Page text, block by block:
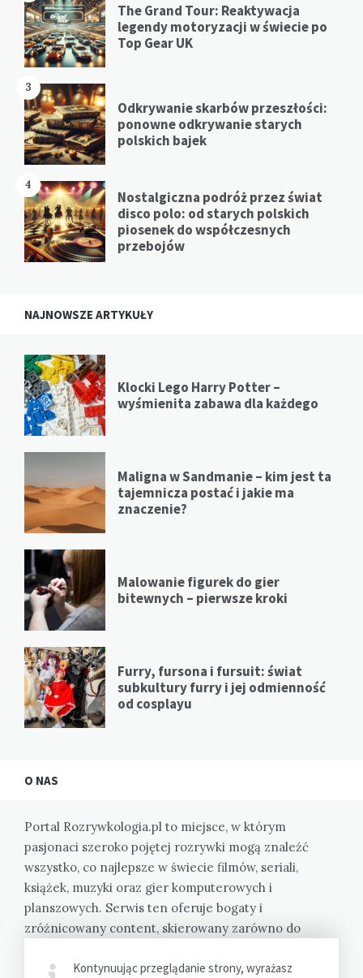
The Grand Tour: Reaktywacja
legendy motoryzacji w świecie po
Top Gear UK
3
Odkrywanie skarbów przeszłości:
ponowne odkrywanie starych
polskich bajek
4
Nostalgiczna podróż przez świat
disco polo: od starych polskich
piosenek do współczesnych
przebojów
NAJNOWSZE ARTYKUŁY
Klocki Lego Harry Potter –
wyśmienita zabawa dla każdego
Maligna w Sandmanie – kim jest ta
tajemnicza postać i jakie ma
znaczenie?
Malowanie figurek do gier
bitewnych – pierwsze kroki
Furry, fursona i fursuit: świat
subkultury furry i jej odmienność
od cosplayu
O NAS
Portal Rozrywkologia.pl to miejsce, w którym
pasjonaci szeroko pojętej rozrywki mogą znaleźć
wszystko, co najlepsze w świecie filmów, seriali,
książek, muzyki oraz gier komputerowych i
planszowych. Serwis ten oferuje bogaty i
zróżnicowany content, skierowany zarówno do
zaczynają swoją przygodę z daną formą rozrywki.
Kontynuując przeglądanie strony, wyrażasz